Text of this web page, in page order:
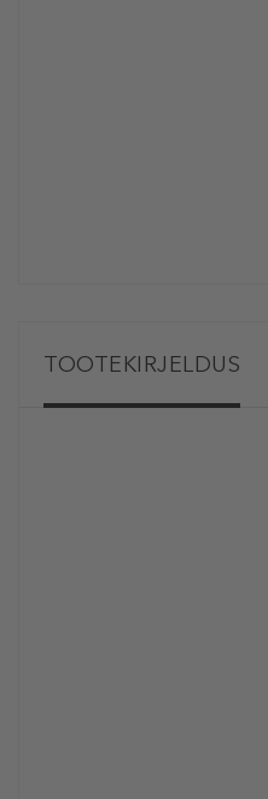
TOOTEKIRJELDUS